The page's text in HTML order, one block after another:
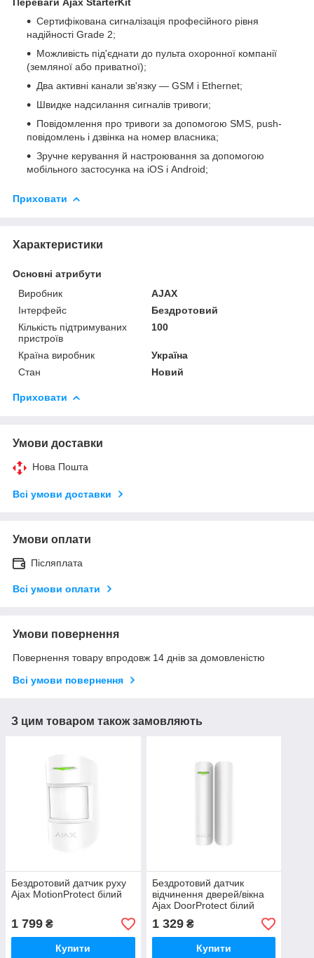
Сертифікована сигналізація професійного рівня
надійності Grade 2;
Можливість під'єднати до пульта охоронної компанії
(земляної або приватної);
Два активні канали зв'язку — GSM і Ethernet;
Швидке надсилання сигналів тривоги;
Повідомлення про тривоги за допомогою SMS, push-
повідомлень і дзвінка на номер власника;
Зручне керування й настроювання за допомогою
мобільного застосунка на iOS і Android;
Приховати
Характеристики
Основні атрибути
Виробник
AJAX
Інтерфейс
Бездротовий
Кількість підтримуваних
пристроїв
100
Країна виробник
Україна
Стан
Новий
Приховати
Умови доставки
Нова Пошта
Всі умови доставки
Умови оплати
Післяплата
Всі умови оплати
Умови повернення
Повернення товару впродовж 14 днів за домовленістю
Всі умови повернення
З цим товаром також замовляють
Бездротовий датчик руху
Ajax MotionProtect білий
1 799 ₴
Купити
Бездротовий датчик
відчинення дверей/вікна
Ajax DoorProtect білий
1 329₴
Купити